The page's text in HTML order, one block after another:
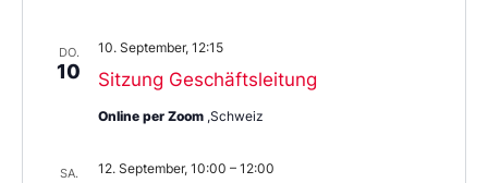
DO.
10 Sitzung Geschäftsleitung
10. September, 12:15
Online per Zoom ,Schweiz
SA. 12. September, 10:00 – 12:00